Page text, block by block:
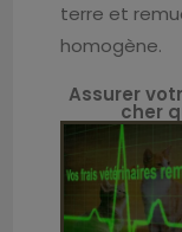
terre et
homogène.
Assurer
cher